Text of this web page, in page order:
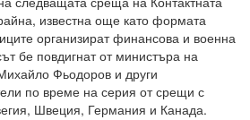
известна още като формата
организират финансова и военна
бе повдигнат от министъра на
Фьодоров и други
по време на серия от срещи с
Швеция, Германия и Канада.